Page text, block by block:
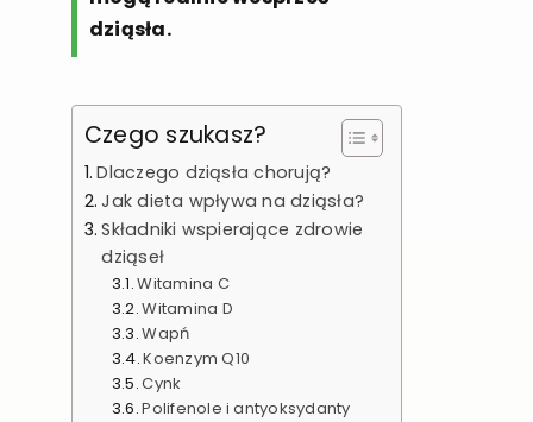
dziąsła.
Czego szukasz?
Dlaczego dziąsła chorują?
Jak dieta wpływa na dziąsła?
Składniki wspierające zdrowie
dziąseł
Witamina C
Witamina D
Wapń
Koenzym Q10
Cynk
Polifenole i antyoksydanty